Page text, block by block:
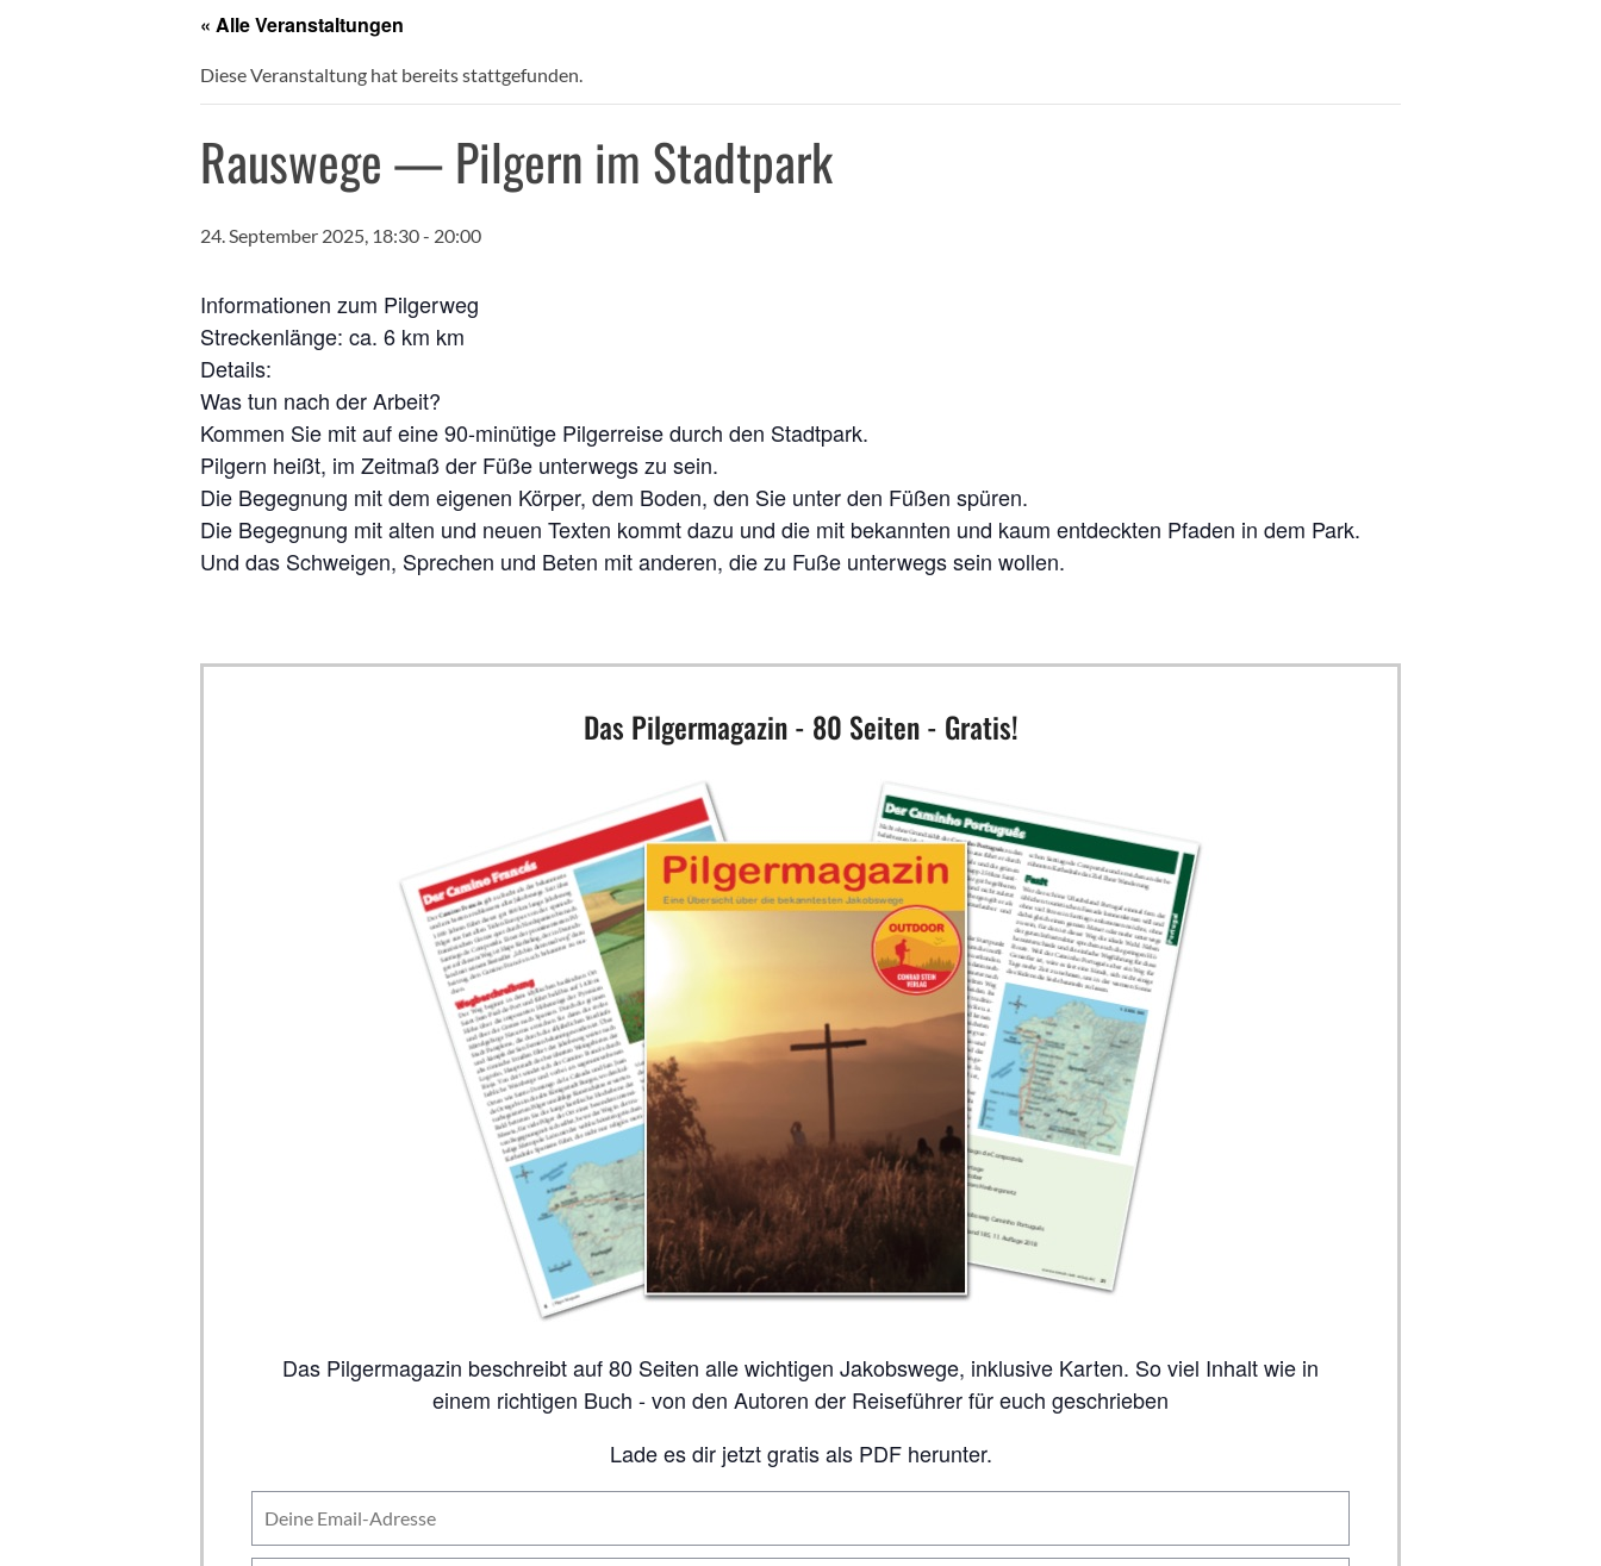
« Alle Veranstaltungen
Diese Veranstaltung hat bereits stattgefunden.
Rauswege — Pilgern im Stadtpark
24. September 2025, 18:30- 20:00
Informationen zum Pilgerweg
Stre­cken­län­ge: ca. 6 km km
Details:
Was tun nach der Arbeit?
Kom­men Sie mit auf eine 90-minü­ti­ge Pil­ger­rei­se durch den Stadtpark.
Pil­gern heißt, im Zeit­maß der Füße unter­wegs zu sein.
Die Begeg­nung mit dem eige­nen Kör­per, dem Boden, den Sie unter den Füßen spüren.
Die Begeg­nung mit alten und neu­en Tex­ten kommt dazu und die mit bekann­ten und kaum ent­deck­ten Pfa­den in dem Park.
Und das Schwei­gen, Spre­chen und Beten mit ande­ren, die zu Fuße unter­wegs sein wollen.
Das Pilgermagazin - 80 Seiten - Gratis!
Das Pilgermagazin beschreibt auf 80 Seiten alle wichtigen Jakobswege, inklusive Karten. So viel Inhalt wie in
einem richtigen Buch - von den Autoren der Reiseführer für euch geschrieben
Lade es dir jetzt gratis als PDF herunter.